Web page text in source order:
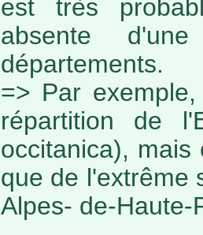
est très
absente
départements.
=> Par
répartition de
occitanica),
que de l'extrême
Alpes- de-Haute-